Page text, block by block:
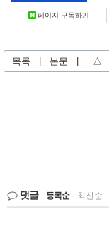
페이지 구독하기
목록 본문 △
댓글 등록순 최신순